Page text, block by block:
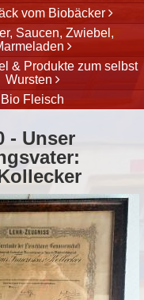
vom Biobäcker
Saucen, Zwiebel,
& Produkte zum selbst
Wursten
Bio Fleisch
- Unser